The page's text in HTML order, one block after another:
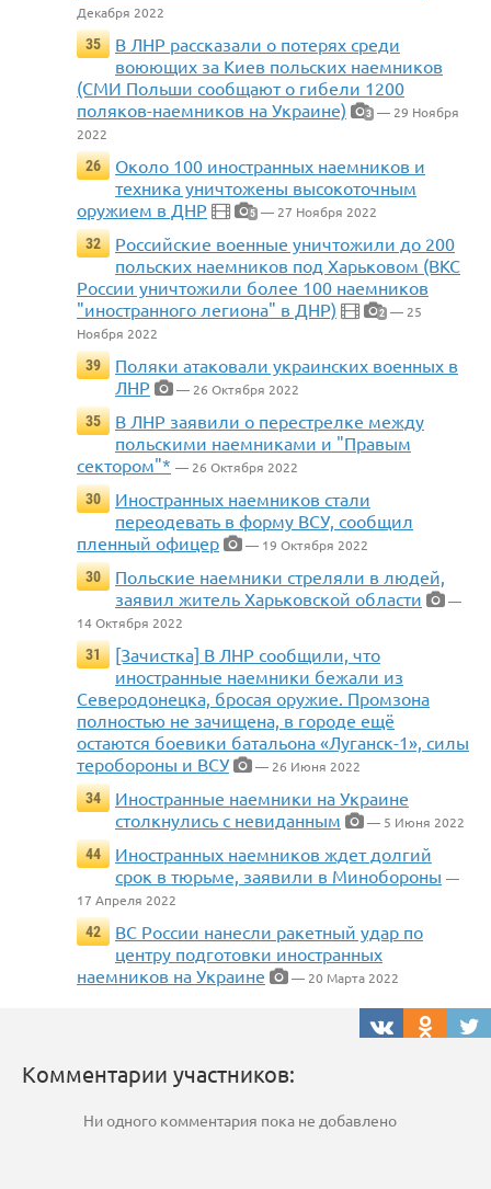
Декабря 2022
35
В ЛНР рассказали о потерях среди
воюющих за Киев польских наемников
(СМИ Польши сообщают о гибели 1200
поляков-наемников на Украине)
3 — 29 Ноября
2022
26
Около 100 иностранных наемников и
техника уничтожены высокоточным
оружием в ДНР
5 — 27 Ноября 2022
32
Российские военные уничтожили до 200
польских наемников под Харьковом (ВКС
России уничтожили более 100 наемников
"иностранного легиона" в ДНР)
2 — 25
Ноября 2022
39
Поляки атаковали украинских военных в
ЛНР
— 26 Октября 2022
35
В ЛНР заявили о перестрелке между
польскими наемниками и "Правым
сектором"* — 26 Октября 2022
30
Иностранных наемников стали
переодевать в форму ВСУ, сообщил
пленный офицер
— 19 Октября 2022
30
Польские наемники стреляли в людей,
заявил житель Харьковской области
—
14 Октября 2022
31
[Зачистка] В ЛНР сообщили, что
иностранные наемники бежали из
Северодонецка, бросая оружие. Промзона
полностью не зачищена, в городе ещё
остаются боевики батальона «Луганск-1», силы
теробороны и ВСУ
— 26 Июня 2022
34
Иностранные наемники на Украине
столкнулись с невиданным
— 5 Июня 2022
44
Иностранных наемников ждет долгий
срок в тюрьме, заявили в Минобороны —
17 Апреля 2022
42
ВС России нанесли ракетный удар по
центру подготовки иностранных
наемников на Украине
— 20 Марта 2022
Комментарии участников:
Ни одного комментария пока не добавлено